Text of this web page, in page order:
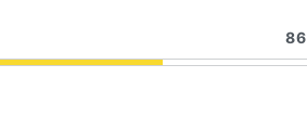
86